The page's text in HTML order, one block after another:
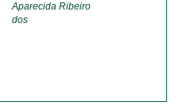
Aparecida Ribeiro
dos